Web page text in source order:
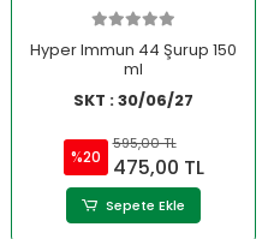
Hyper Immun 44 Şurup 150
ml
SKT : 30/06/27
%20
595,00 TL
475,00 TL
Sepete Ekle